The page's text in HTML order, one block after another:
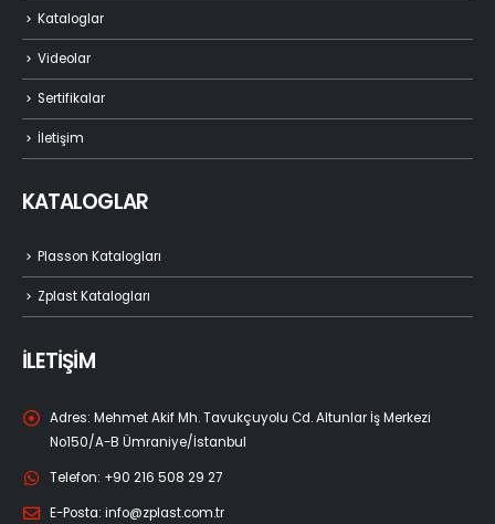
Kataloglar
Videolar
Sertifikalar
İletişim
KATALOGLAR
Plasson Katalogları
Zplast Katalogları
İLETİŞİM
Adres: Mehmet Akif Mh. Tavukçuyolu Cd. Altunlar İş Merkezi
No150/A-B Ümraniye/İstanbul
Telefon: +90 216 508 29 27
E-Posta: info@zplast.com.tr